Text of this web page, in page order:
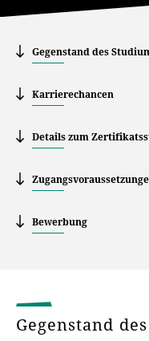
Gegenstand des
Karrierechancen
Details zum
Bewerbung
Gegenstand